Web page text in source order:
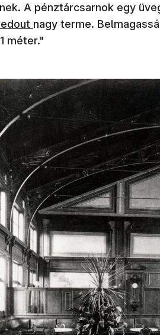
A pénztárcsarnok egy
nagy terme.
méter."